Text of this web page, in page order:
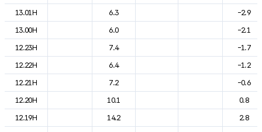
13.01H
6.3
-2.9
13.00H
6.0
-2.1
12.23H
7.4
-1.7
12.22H
6.4
-1.2
12.21H
7.2
-0.6
12.20H
10.1
0.8
12.19H
14.2
2.8